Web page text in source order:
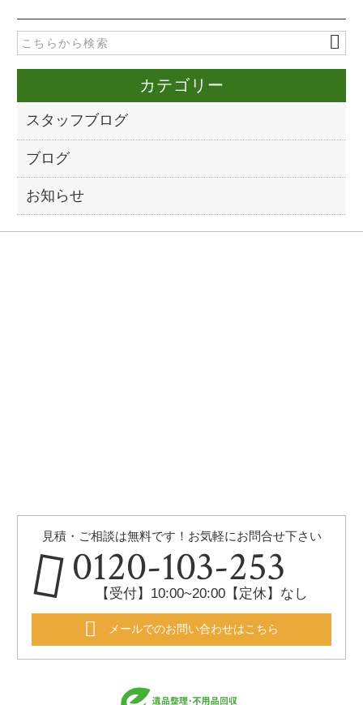
e
b
o
k
er
カテゴリー
スタッフブログ
ブログ
お知らせ
見積・ご相談は無料です！お気軽にお問合せ下さい
0120-103-253
【受付】10:00~20:00【定休】なし
メールでのお問い合わせはこちら